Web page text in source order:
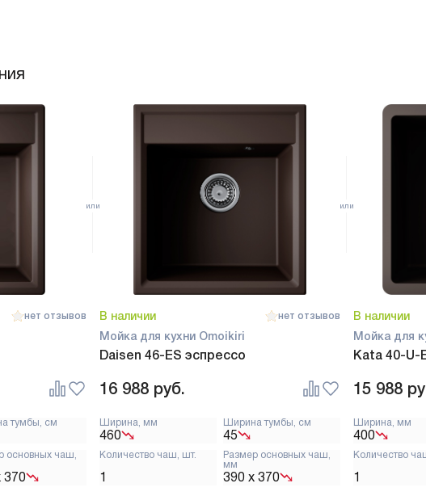
нет отзывов
тумбы, см
основных чаш,
370
В наличии нет отзывов
Мойка для кухни Omoikiri
Daisen 46-ES эспрессо
16 988 руб.
Ширина, мм
460
Ширина тумбы, см
45
Количество чаш, шт.
1
Размер основных чаш,
мм
390 х 370
В наличии
Мойка для
Kata 40-U-
15 988
Ширина, мм
400
Количество
1